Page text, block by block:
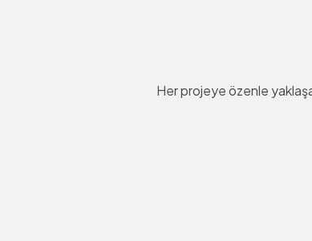
Her projeye özenle